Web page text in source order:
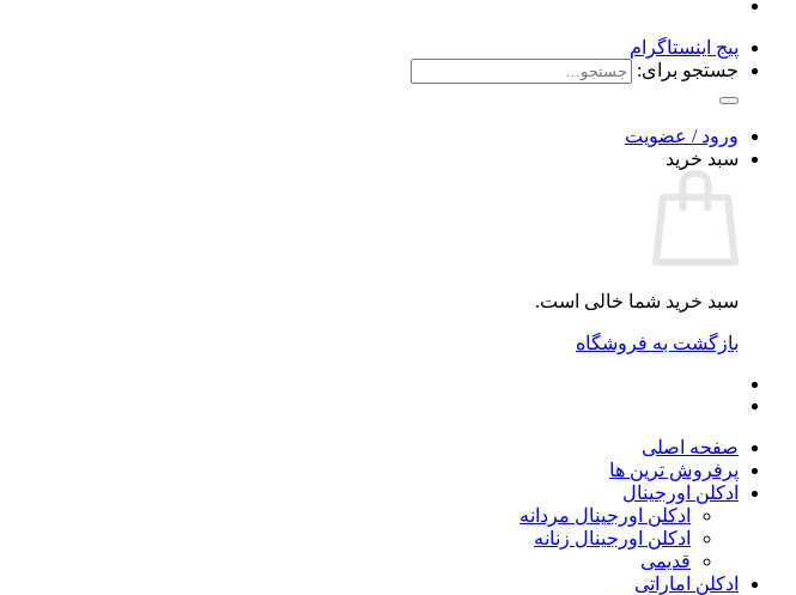
پیج اینستاگرام
جستجو برای:
ورود / عضویت
سبد خرید
سبد خرید شما خالی است.
بازگشت به فروشگاه
صفحه اصلی
پرفروش ترین ها
ادکلن اورجینال
ادکلن اورجینال مردانه
ادکلن اورجینال زنانه
قدیمی
ادکلن اماراتی